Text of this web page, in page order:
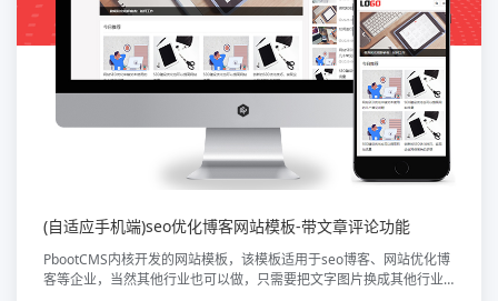
(自适应手机端)seo优化博客网站模板-带文章评论功能
PbootCMS内核开发的网站模板，该模板适用于seo博客、网站优化博
客等企业，当然其他行业也可以做，只需要把文字图片换成其他行业